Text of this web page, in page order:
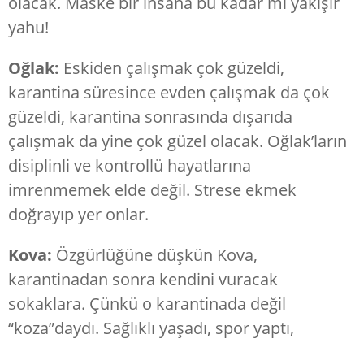
yahu!
Oğlak: Eskiden çalışmak çok güzeldi,
karantina süresince evden çalışmak da çok
güzeldi, karantina sonrasında dışarıda
çalışmak da yine çok güzel olacak. Oğlak’ların
disiplinli ve kontrollü hayatlarına
imrenmemek elde değil. Strese ekmek
doğrayıp yer onlar.
Kova: Özgürlüğüne düşkün Kova,
karantinadan sonra kendini vuracak
sokaklara. Çünkü o karantinada değil
“koza”daydı. Sağlıklı yaşadı, spor yaptı,